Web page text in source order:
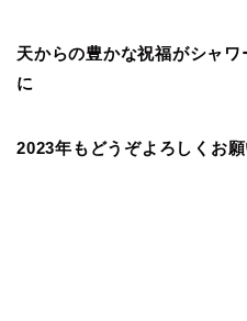
天からの豊かな祝福がシャ
に
2023年もどうぞよろしくお